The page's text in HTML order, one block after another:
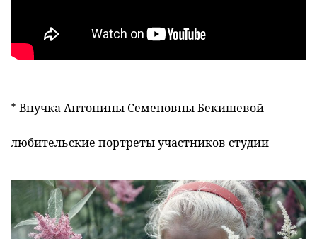
* ВнучкаАнтонины Семеновны Бекишевой
любительские портреты участников студии